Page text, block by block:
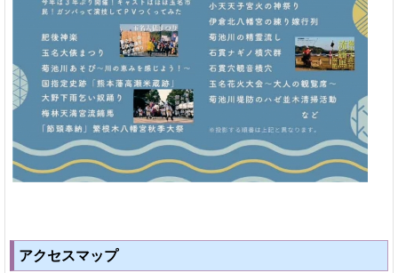
アクセスマップ